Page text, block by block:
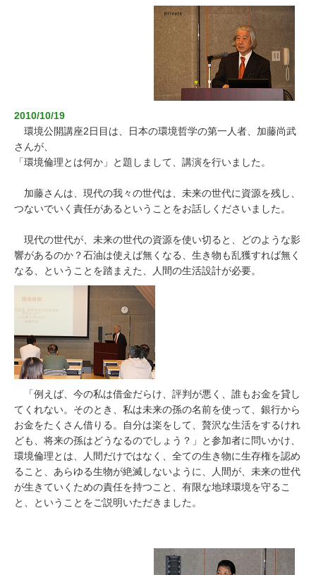
2010/10/19
環境公開講座2日目は、日本の環境哲学の第一人者、加藤尚武
さんが、
「環境倫理とは何か」
と題しまして、講演を行いました。
加藤さんは、現代の我々の世代は、未来の世代に資源を残し、
つないでいく責任があるということをお話しくださいました。
現代の世代が、未来の世代の資源を使い切ると、どのような影
響があるのか？石油は使えば無くなる、生き物も乱獲すれば無く
なる、ということを踏まえた、人間の生活設計が必要。
「例えば、今の私は借金だらけ、評判が悪く、誰もお金を貸し
てくれない。そのとき、私は未来の孫の名前を使って、銀行から
お金をたくさん借りる。自分は楽をして、贅沢な生活をするけれ
ども、将来の孫はどうなるのでしょう？」と参加者に問いかけ、
環境倫理とは、人間だけではなく、全ての生き物に生存権を認め
ること、あらゆる生物が絶滅しないように、人間が、未来の世代
が生きていくための責任を持つこと、有限な地球環境を守るこ
と、ということをご説明いただきました。